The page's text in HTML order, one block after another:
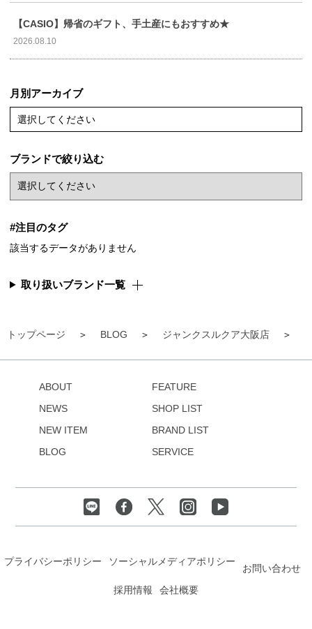
トップページ BLOG ジャンクスルクア大阪店
【CASIO】帰省のギフト、手土産にもおすすめ★
2026.08.10
月別アーカイブ
選択してください
ブランドで絞り込む
#注目のタグ
該当するデータがありません
取り扱いブランド一覧
ABOUT
NEWS
NEW ITEM
BLOG
FEATURE
SHOP LIST
BRAND LIST
SERVICE
プライバシーポリシー ソーシャルメディアポリシー
お問い合わせ
採用情報
会社概要